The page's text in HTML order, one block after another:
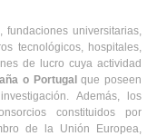
fundaciones universitarias,
tecnológicos, hospitales,
de lucro cuya actividad
o Portugal que poseen
Además, los
constituidos por
de la Unión Europea,